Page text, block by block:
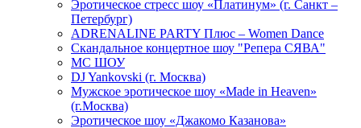
Эротическое стресс шоу «Платинум» (г. Санкт –
Петербург)
ADRENALINE PARTY Плюс – Women Dance
Скандальное концертное шоу "Репера СЯВА"
МС ШОУ
DJ Yankovski (г. Москва)
Мужское эротическое шоу «Made in Heaven»
(г.Москва)
Эротическое шоу «Джакомо Казанова»